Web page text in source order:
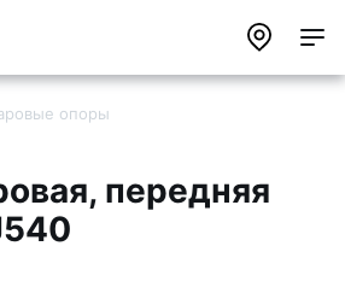
опоры
передняя